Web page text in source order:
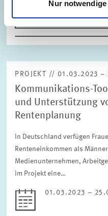
Nur
PROJEKT // 01.03.2023 –
Kommunikations-
und Unterstützung
Rentenplanung
In Deutschland verfügen
Renteneinkommen als
Medienunternehmen,
im Projekt eine…
01.03.2023 –